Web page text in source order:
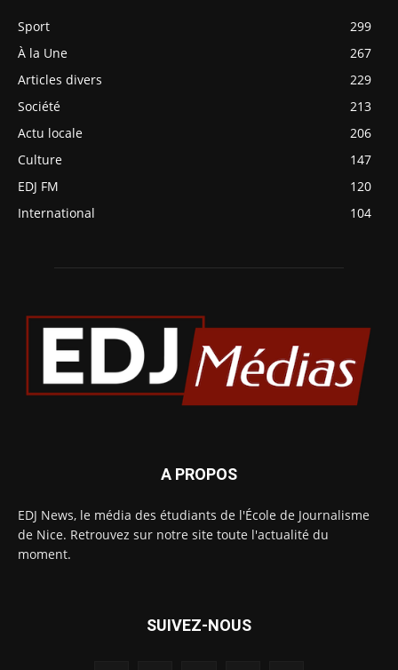
Sport
299
À la Une
267
Articles divers
229
Société
213
Actu locale
206
Culture
147
EDJ FM
120
International
104
A PROPOS
EDJ News, le média des étudiants de l'École de Journalisme
de Nice. Retrouvez sur notre site toute l'actualité du
moment.
SUIVEZ-NOUS